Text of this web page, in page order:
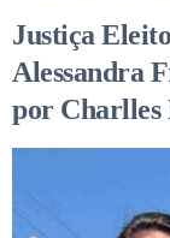
Justiça
Alessandra
por Charlles